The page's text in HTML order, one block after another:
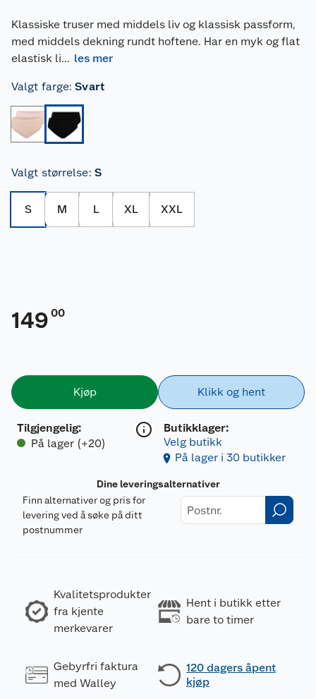
Klassiske truser med middels liv og klassisk passform,
med middels dekning rundt hoftene. Har en myk og flat
elastisk li... les mer
Valgt farge: Svart
Valgt størrelse: S
S M L XL XXL
149 00
Kjøp
Tilgjengelig:
På lager (+20)
Klikk og hent
Butikklager:
Velg butikk
På lager i 30 butikker
Dine leveringsalternativer
Finn alternativer og pris for
levering ved å søke på ditt
postnummer
Kvalitetsprodukter
fra kjente
merkevarer
Hent i butikk etter
bare to timer
Gebyrfri faktura
med Walley
120 dagers åpent
kjøp